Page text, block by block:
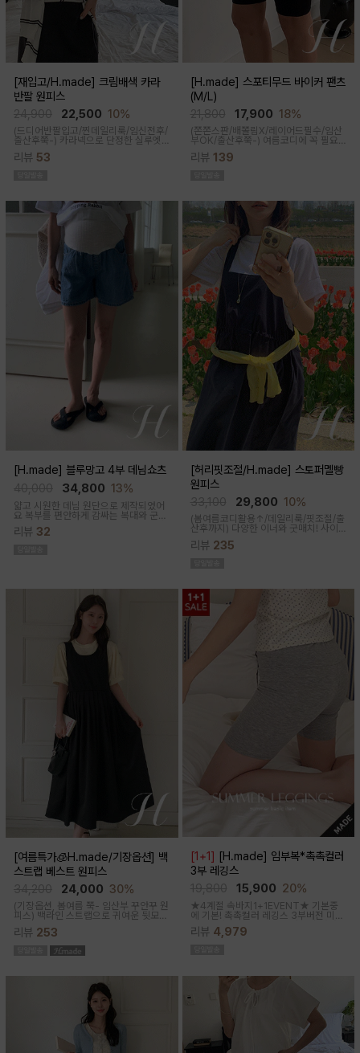
[재입고/H.made] 크림배색 카라
반팔 원피스
22,500 10%
(드디어반팔입고/찐데일리룩/임신전후/
출산후쭉-) 카라넥으로 단정한 실루엣
과 배색 디테일이 들어가면서 전체적으
로 여유있는 핏감과 미운 군살을 가려주
리뷰 53
[H.made] 스포티무드 바이커 팬츠
(M/L)
17,900 18%
(쫀쫀스판/배쫄림X/레이어드필수/임산
부OK/출산후쭉-) 여름코디에 꼭 필요
한 핫아이템, 스포티한 무드의 바이커팬
츠!쫀쫀한 다리라인과 배부분은 부드럽
리뷰 139
[H.made] 블루망고 4부 데님쇼츠
34,800 13%
얇고 시원한 데님 원단으로 제작되었어
요 복부를 편안하게 감싸는 복대와 군살
커버되는 여유핏! 사이드&뒷포켓, 노란
스티치로 실용성과 포인트를 더했어요
리뷰 32
[허리핏조절/H.made] 스토퍼멜빵
원피스
29,800 10%
(봄여름코디활용↑/데일리룩/핏조절/출
산후까지) 다양한 이너와 굿매치! 사이
캐쥬얼한 무드의 뷔스티에 원피스에요
리뷰 235
[여름특가🧊H.made/기장옵션] 백
스트랩 베스트 원피스
24,000 30%
(기장옵션, 봄여름 쭉- 임산부 꾸안꾸 원
피스) 백라인 스트랩으로 귀여운 뒷모습
으로 연출해주는 기특한 원피스, 바스락
한 소재로 착용감이 가벼워요
리뷰 253
[1+1] [H.made] 임부복*촉촉컬러
3부 레깅스
15,900 20%
★4계절 속바지1+1EVENT★ 기본중
에 기본! 촉촉컬러 레깅스 3부버전 미니
원피스나 스커트안에 쏙~사계절 내내
필수템인 3부 속바지쫀쫀한 신축성으로
리뷰 4,979